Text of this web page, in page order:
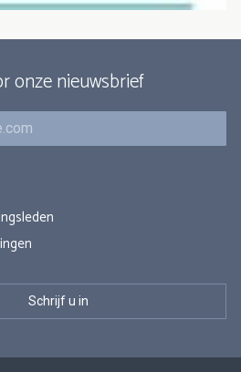
onze nieuwsbrief